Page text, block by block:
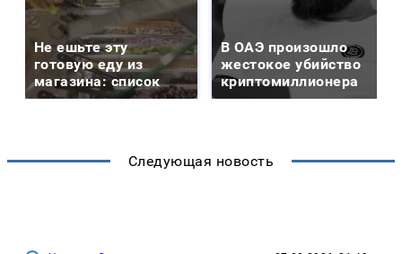
Не ешьте эту
готовую еду из
магазина: список
В ОАЭ произошло
жестокое убийство
криптомиллионера
Следующая новость